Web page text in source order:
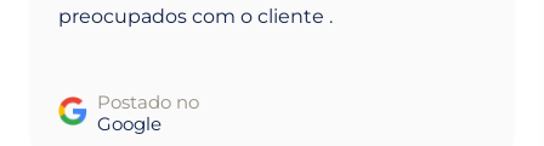
preocupados com o cliente .
Postado no
Google